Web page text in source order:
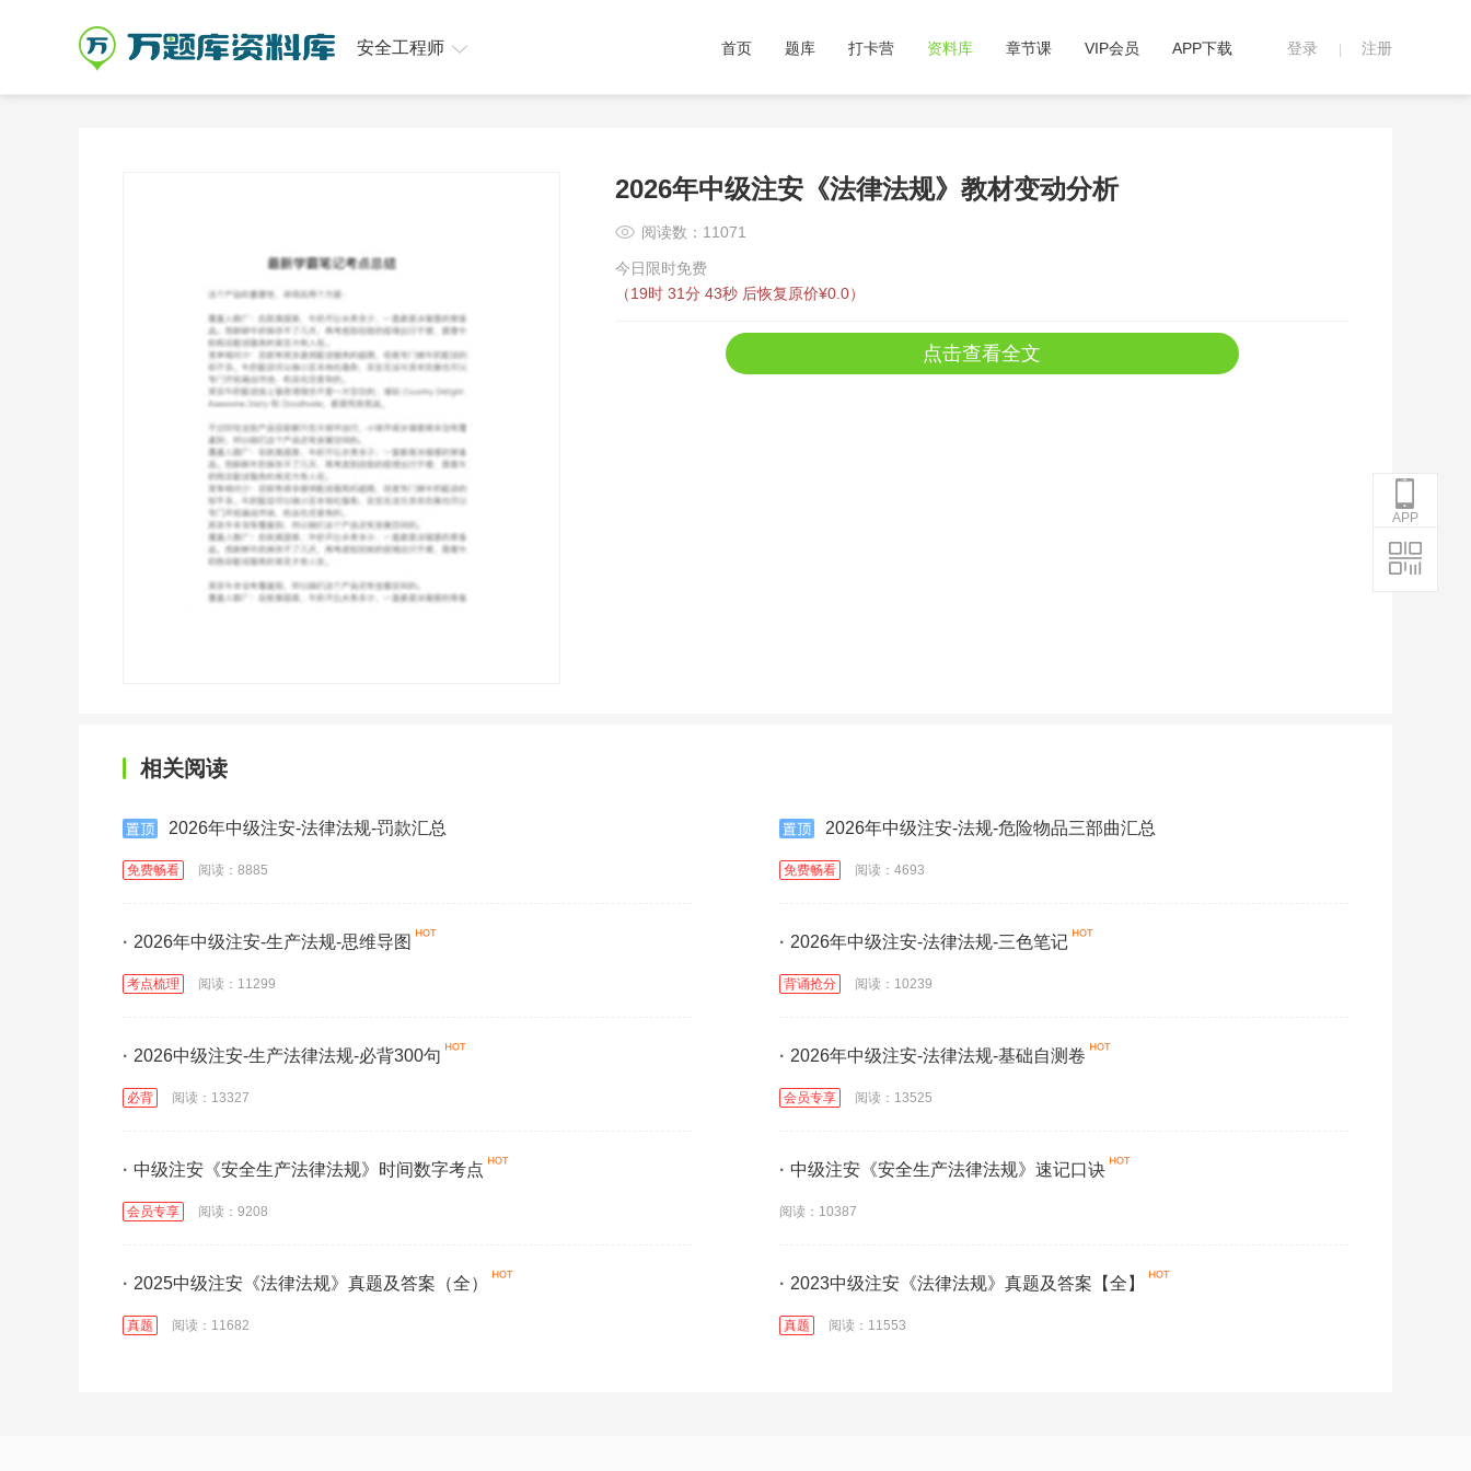
登录 注册
首页 题库 打卡营 资料库 章节课 VIP会员 APP下载
安全工程师
2026年中级注安《法律法规》教材变动分析
阅读数：11071
今日限时免费
（19时 31分 42秒 后恢复原价¥0.0）
点击查看全文
相关阅读
2026年中级注安-法律法规-罚款汇总
免费畅看 阅读：8885
2026年中级注安-法规-危险物品三部曲汇总
免费畅看 阅读：4693
· 2026年中级注安-生产法规-思维导图
考点梳理 阅读：11299
· 2026年中级注安-法律法规-三色笔记
背诵抢分 阅读：10239
· 2026中级注安-生产法律法规-必背300句
必背 阅读：13327
· 2026年中级注安-法律法规-基础自测卷
会员专享 阅读：13525
· 中级注安《安全生产法律法规》时间数字考点
会员专享 阅读：9208
· 中级注安《安全生产法律法规》速记口诀
阅读：10387
· 2025中级注安《法律法规》真题及答案（全）
真题 阅读：11682
· 2023中级注安《法律法规》真题及答案【全】
真题 阅读：11553
APP